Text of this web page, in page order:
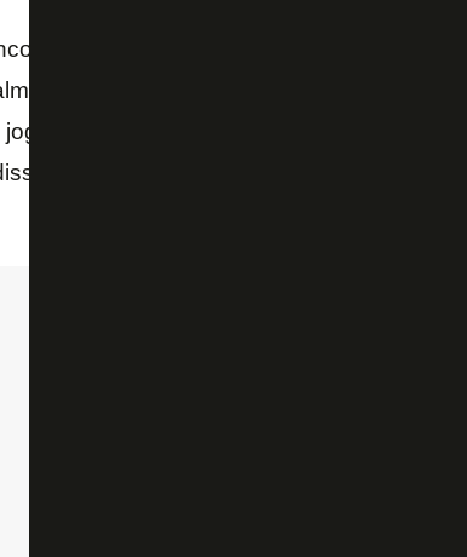
de reservas no
Também com base no SofaScore,
como titular. Marcou oito gols, deu
recuperou 411 bolas, fez 108